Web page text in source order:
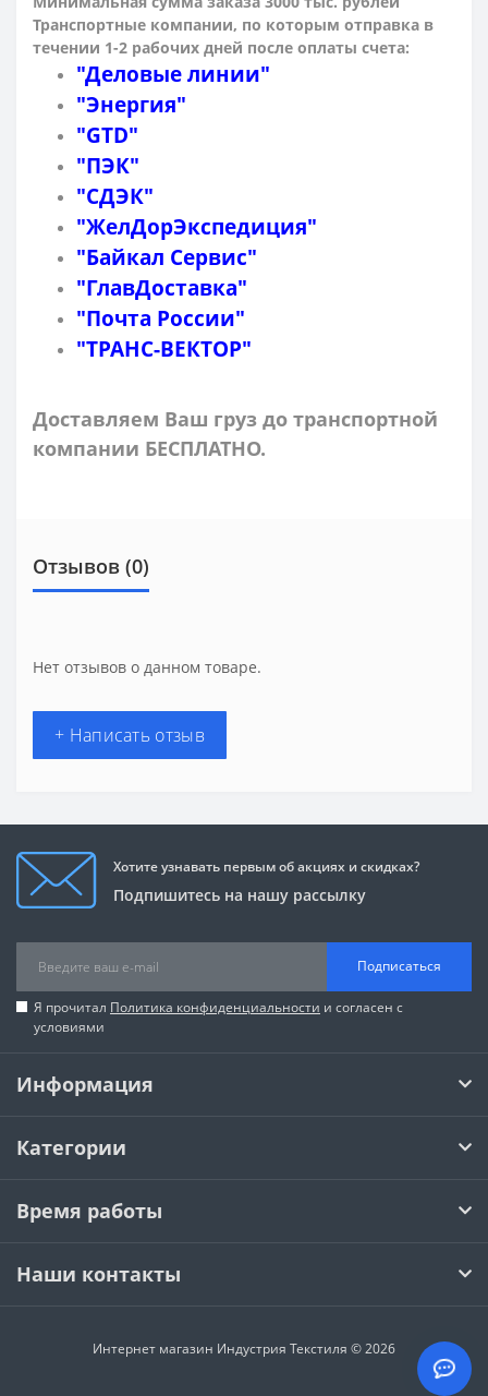
Транспортные компании, по которым отправка в
течении 1-2 рабочих дней после оплаты счета:
"Деловые линии"
"Энергия"
"GTD"
"ПЭК"
"СДЭК"
"ЖелДорЭкспедиция"
"Байкал Сервис"
"ГлавДоставка"
"Почта России"
"ТРАНС-ВЕКТОР"
Доставляем Ваш груз до транспортной
компании БЕСПЛАТНО.
Отзывов (0)
Нет отзывов о данном товаре.
+ Написать отзыв
Хотите узнавать первым об акциях и скидках?
Подпишитесь на нашу рассылку
Подписаться
Я прочитал Политика конфиденциальности и согласен с
условиями
Информация
Категории
Время работы
Наши контакты
Интернет магазин Индустрия Текстиля © 2026